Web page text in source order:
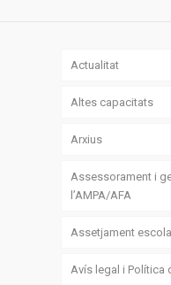
Actualitat
Altes capacitats
Arxius
Assessorament i
l’AMPA/AFA
Assetjament
Avís legal i Política